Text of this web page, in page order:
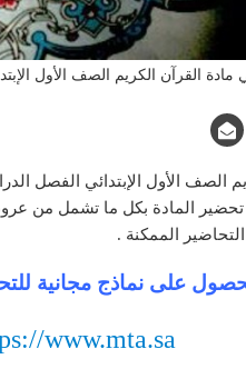
القرآن الكريم الصف الأول
لكم تحضير المادة بكل ما تشمل
الممكنة .
على نماذج مجانية
www.mta.sa